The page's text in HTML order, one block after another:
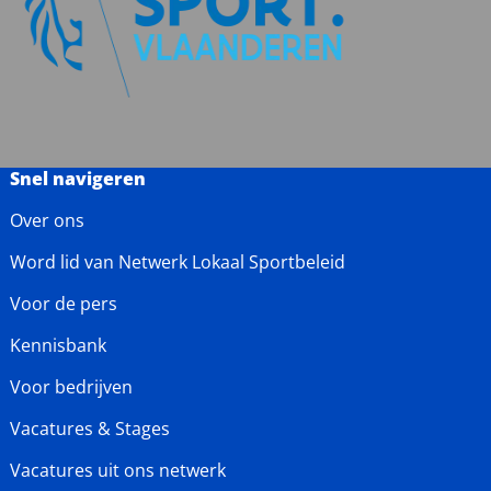
Snel navigeren
Over ons
Word lid van Netwerk Lokaal Sportbeleid
Voor de pers
Kennisbank
Voor bedrijven
Vacatures & Stages
Vacatures uit ons netwerk